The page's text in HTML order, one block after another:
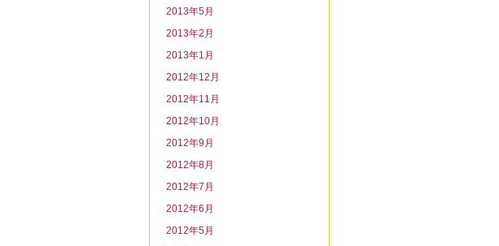
2013年5月
2013年2月
2013年1月
2012年12月
2012年11月
2012年10月
2012年9月
2012年8月
2012年7月
2012年6月
2012年5月